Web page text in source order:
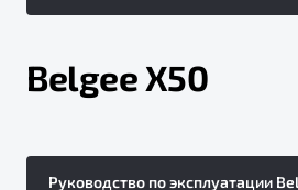
Belgee X50
Руководство по эксплуатации